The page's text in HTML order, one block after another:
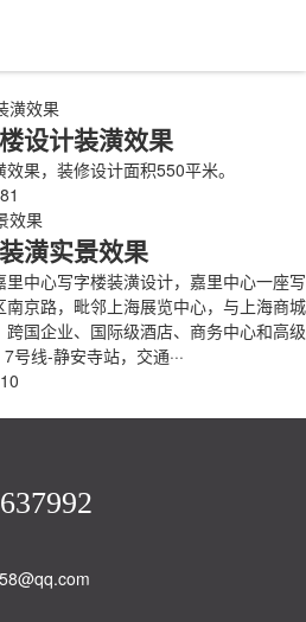
设计装潢效果
果，装修设计面积550平米。
潢实景效果
里中心写字楼装潢设计，嘉里中心一座写
京路，毗邻上海展览中心，与上海商城
国企业、国际级酒店、商务中心和高级
线-静安寺站，交通···